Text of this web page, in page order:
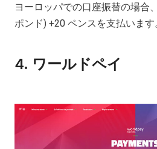
ヨーロッパでの口座振替の場合
ポンド) +20 ペンスを支払います
4. ワールドペイ